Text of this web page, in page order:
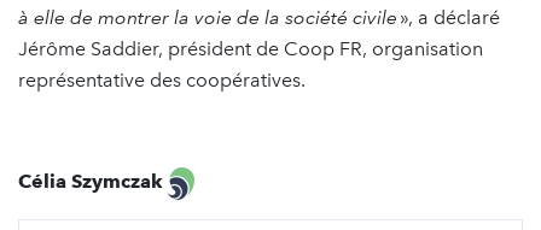
à elle de montrer la voie de la société civile », a déclaré
Jérôme Saddier, président de Coop FR, organisation
représentative des coopératives.
Célia Szymczak